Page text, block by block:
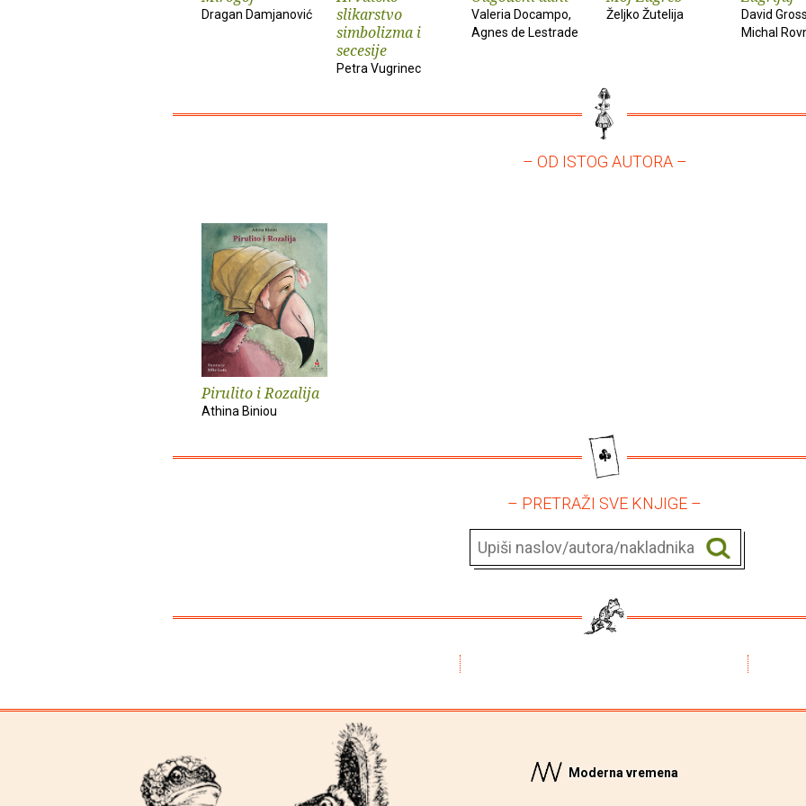
Dragan Damjanović
slikarstvo
simbolizma i
secesije
Petra Vugrinec
Valeria Docampo,
Agnes de Lestrade
Željko Žutelija
David
Michal
– OD ISTOG AUTORA –
Pirulito i Rozalija
Athina Biniou
– PRETRAŽI SVE KNJIGE –
Moderna vremena